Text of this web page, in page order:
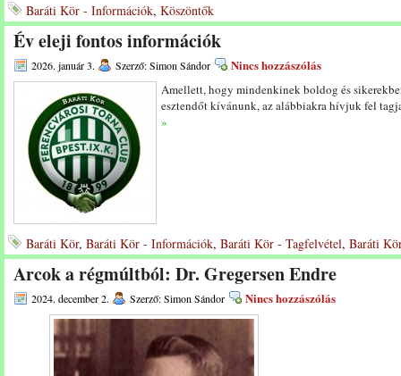
Baráti Kör - Információk, Köszöntők
Év eleji fontos információk
2026. január 3. Szerző: Simon Sándor Nincs hozzászólás
Amellett, hogy mindenkinek boldog és
esztendőt kívánunk, az alábbiakra hívjuk fel
»
Baráti Kör, Baráti Kör - Információk, Baráti Kör - Tagfelvétel, Baráti
Arcok a régmúltból: Dr. Gregersen Endre
2024. december 2. Szerző: Simon Sándor Nincs hozzászólás